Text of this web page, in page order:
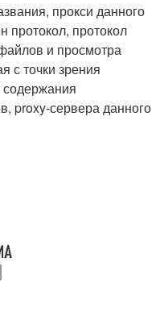
прокси данного
протокол, протокол
и просмотра
с точки зрения
содержания
proxy-сервера данного